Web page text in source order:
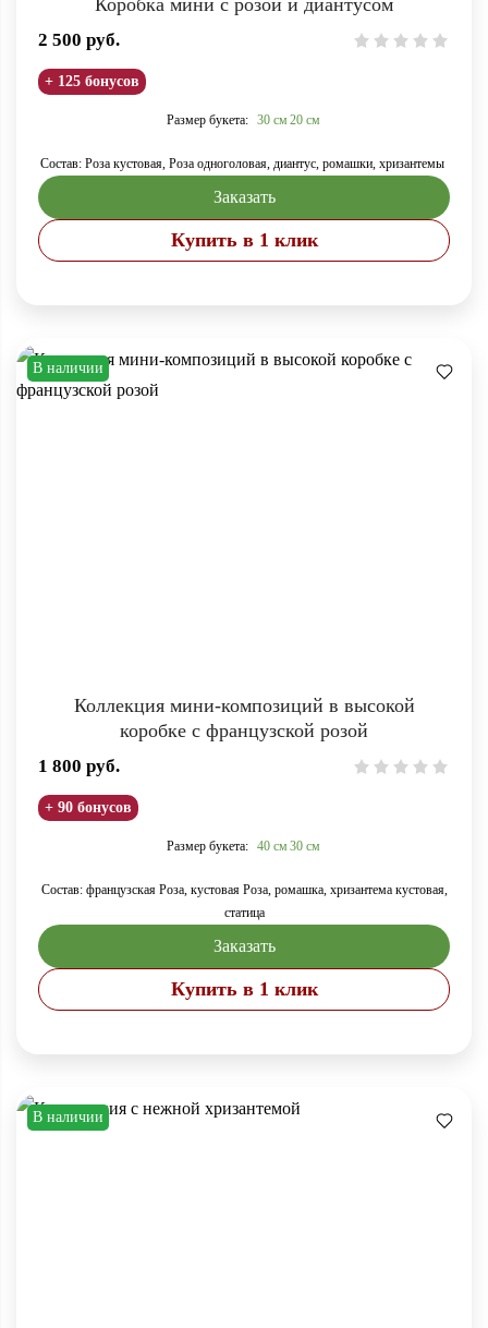
Коробка мини с розой и диантусом
2 500 руб.
+ 125 бонусов
Размер букета: 30 см 20 см
Состав: Роза кустовая, Роза одноголовая, диантус, ромашки, хризантемы
Заказать
Купить в 1 клик
В наличии
Коллекция мини-композиций в высокой
коробке с французской розой
1 800 руб.
+ 90 бонусов
Размер букета: 40 см 30 см
Состав: французская Роза, кустовая Роза, ромашка, хризантема кустовая,
статица
Заказать
Купить в 1 клик
В наличии